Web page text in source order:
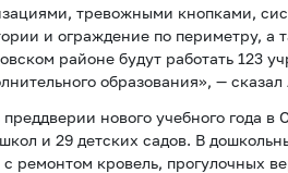
тревожными кнопками,
и ограждение по периметру, а
районе будут работать 123
образования», —
преддверии нового учебного года
и 29 детских садов. В
ремонтом кровель, прогулочных